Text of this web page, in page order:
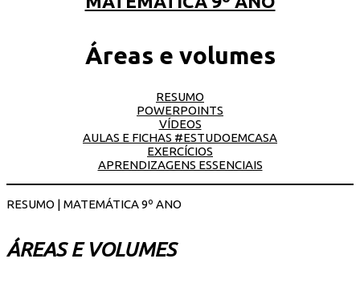
Áreas e volumes
RESUMO
POWERPOINTS
VÍDEOS
AULAS E FICHAS #ESTUDOEMCASA
EXERCÍCIOS
APRENDIZAGENS ESSENCIAIS
RESUMO | MATEMÁTICA 9º ANO
ÁREAS E VOLUMES